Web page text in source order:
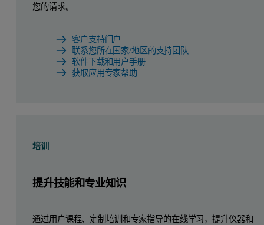
您的请求。
客户支持门户
联系您所在国家/地区的支持团队
软件下载和用户手册
获取应用专家帮助
培训
提升技能和专业知识
通过用户课程、定制培训和专家指导的在线学习，提升仪器和